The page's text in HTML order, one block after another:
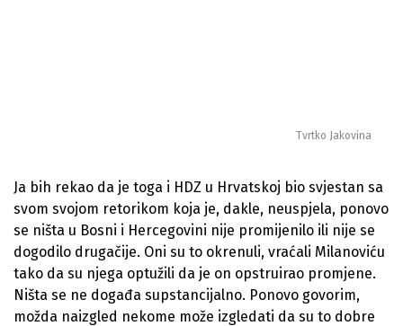
Tvrtko Jakovina
Ja bih rekao da je toga i HDZ u Hrvatskoj bio svjestan sa
svom svojom retorikom koja je, dakle, neuspjela, ponovo
se ništa u Bosni i Hercegovini nije promijenilo ili nije se
dogodilo drugačije. Oni su to okrenuli, vraćali Milanoviću
tako da su njega optužili da je on opstruirao promjene.
Ništa se ne događa supstancijalno. Ponovo govorim,
možda naizgled nekome može izgledati da su to dobre